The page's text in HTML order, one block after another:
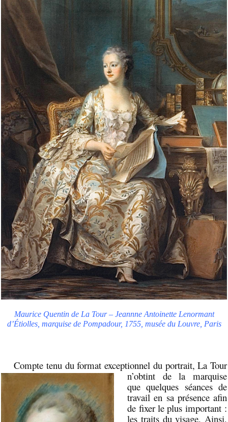
Maurice Quentin de La Tour – Jeannne Antoinette Lenormant
d’Étiolles, marquise de Pompadour, 1755, musée du Louvre, Paris
Compte tenu du format exceptionnel du portrait, La Tour
n’obtint de la marquise
que quelques séances de
travail en sa présence afin
de fixer le plus important :
les traits du visage. Ainsi,